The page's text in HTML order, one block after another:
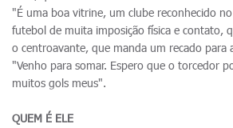
"É uma boa vitrine, um clube reconhecido
futebol de muita imposição física e contato,
o centroavante, que manda um recado para
"Venho para somar. Espero que o torcedor
muitos gols meus".
QUEM É ELE